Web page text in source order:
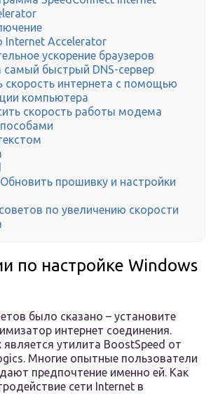
Internet Accelerator
ускорение браузеров
быстрый DNS-сервер
скорость интернета с помощью
компьютера
скорость работы модема
прошивку и настройки
по увеличению скорости
по настройке Windows
было сказано – установите
интернет соединения.
утилита BoostSpeed от
Многие опытные пользователи
предпочтение именно ей. Как
сети Internet в